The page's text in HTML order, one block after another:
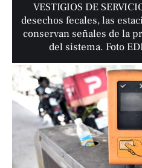
VESTIGIOS DE
desechos fecales, las
conservan señales de la
del sistema. Foto